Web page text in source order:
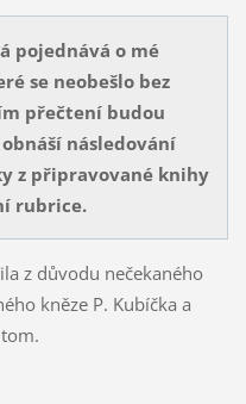
pojednává o mé
se neobešlo bez
přečtení budou
následování
z připravované knihy
rubrice.
z důvodu nečekaného
kněze P. Kubíčka a